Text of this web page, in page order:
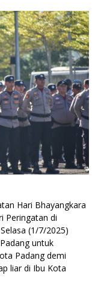
Hari Bhayangkara
Peringatan di
(1/7/2025)
untuk
Padang demi
liar di Ibu Kota